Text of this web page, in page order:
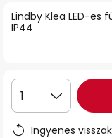
Lindby Klea LED-es
IP44
1
Ingyenes